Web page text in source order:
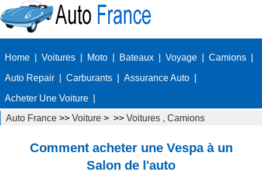
Home Voitures Moto Bateaux Voyage Camions
Auto Repair Carburants Assurance Auto
Acheter Une Voiture
Auto France >> Voiture > >> Voitures , Camions
Comment acheter une Vespa à un
Salon de l'auto